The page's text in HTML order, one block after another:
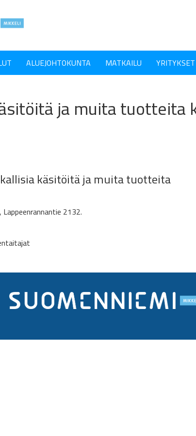
ALUEJOHTOKUNTA MATKAILU YRITYKSET
ja muita tuotteita
käsitöitä ja muita tuotteita
2132.